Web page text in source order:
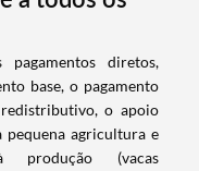
diretos,
base, o pagamento
o apoio
pequena agricultura e
(vacas